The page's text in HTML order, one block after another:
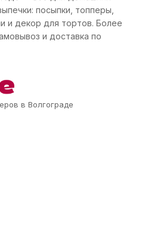
посыпки, топперы,
и декор для тортов. Более
и доставка по
в Волгограде